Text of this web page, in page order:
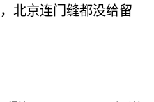
北京连门缝都没给留